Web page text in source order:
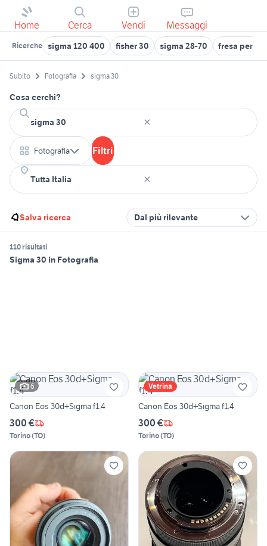
Home Cerca Vendi Messaggi
Ricerche sigma 120 400 fisher 30 sigma 28-70 fresa per
Subito Fotografia sigma 30
Cosa cerchi?
Fotografia Filtri
Salva ricerca Dal più rilevante
110 risultati
Sigma 30 in Fotografia
6
Canon Eos 30d+Sigma f1.4
300 €
Torino(TO)
Vetrina
Canon Eos 30d+Sigma f1.4
300 €
Torino(TO)